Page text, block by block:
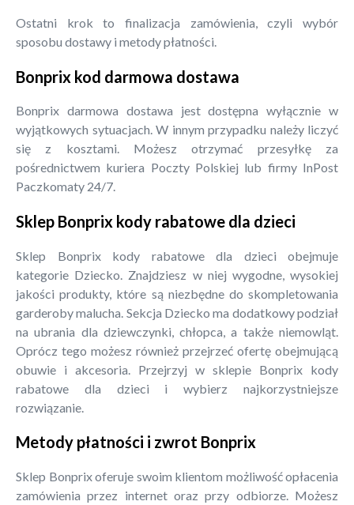
Ostatni krok to finalizacja zamówienia, czyli wybór
sposobu dostawy i metody płatności.
Bonprix kod darmowa dostawa
Bonprix darmowa dostawa jest dostępna wyłącznie w
wyjątkowych sytuacjach. W innym przypadku należy liczyć
się z kosztami. Możesz otrzymać przesyłkę za
pośrednictwem kuriera Poczty Polskiej lub firmy InPost
Paczkomaty 24/7.
Sklep Bonprix kody rabatowe dla dzieci
Sklep Bonprix kody rabatowe dla dzieci obejmuje
kategorie Dziecko. Znajdziesz w niej wygodne, wysokiej
jakości produkty, które są niezbędne do skompletowania
garderoby malucha. Sekcja Dziecko ma dodatkowy podział
na ubrania dla dziewczynki, chłopca, a także niemowląt.
Oprócz tego możesz również przejrzeć ofertę obejmującą
obuwie i akcesoria. Przejrzyj w sklepie Bonprix kody
rabatowe dla dzieci i wybierz najkorzystniejsze
rozwiązanie.
Metody płatności i zwrot Bonprix
Sklep Bonprix oferuje swoim klientom możliwość opłacenia
zamówienia przez internet oraz przy odbiorze. Możesz